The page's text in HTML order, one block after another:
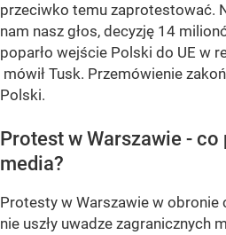
przeciwko temu zaprotestować.
nam nasz głos, decyzję 14
poparło wejście Polski do UE w
mówił Tusk. Przemówienie
Polski.
Protest w Warszawie -
media?
Protesty w Warszawie w obronie
nie uszły uwadze zagranicznych